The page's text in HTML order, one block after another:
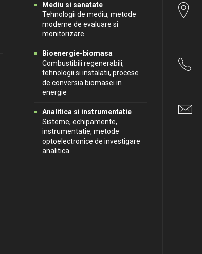
Mediu si sanatate
Tehnologii de mediu, metode
moderne de evaluare si
monitorizare
Bioenergie-biomasa
Combustibili regenerabili,
tehnologii si instalatii, procese
de conversia biomasei in
energie
Analitica si instrumentatie
Sisteme, echipamente,
instrumentatie, metode
optoelectronice de investigare
analitica